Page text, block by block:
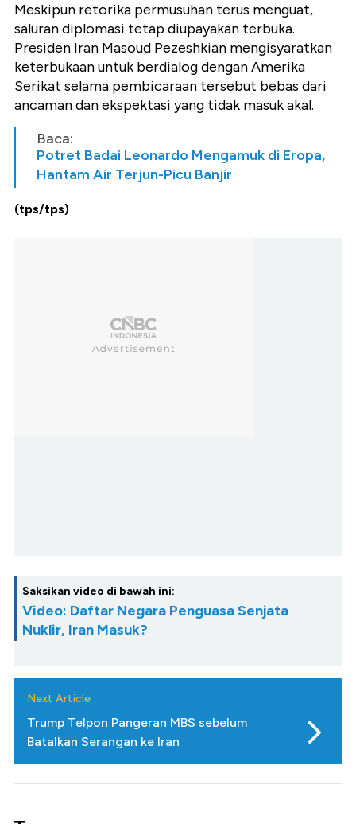
Meskipun retorika permusuhan terus menguat,
saluran diplomasi tetap diupayakan terbuka.
Presiden Iran Masoud Pezeshkian mengisyaratkan
keterbukaan untuk berdialog dengan Amerika
Serikat selama pembicaraan tersebut bebas dari
ancaman dan ekspektasi yang tidak masuk akal.
Baca:
Potret Badai Leonardo Mengamuk di Eropa,
Hantam Air Terjun-Picu Banjir
(tps/tps)
Saksikan video di bawah ini:
Video: Daftar Negara Penguasa Senjata
Nuklir, Iran Masuk?
Next Article
Trump Telpon Pangeran MBS sebelum
Batalkan Serangan ke Iran